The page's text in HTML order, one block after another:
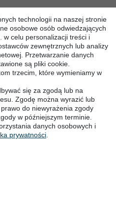
technologii na naszej stronie
osobowe osób odwiedzających
w celu personalizacji treści i
zewnętrznych lub analizy
Przetwarzanie danych
są pliki cookie.
trzecim, które wymieniamy w
się za zgodą lub na
Zgodę można wyrazić lub
do niewyrażenia zgody
w późniejszym terminie.
danych osobowych i
­prywatności